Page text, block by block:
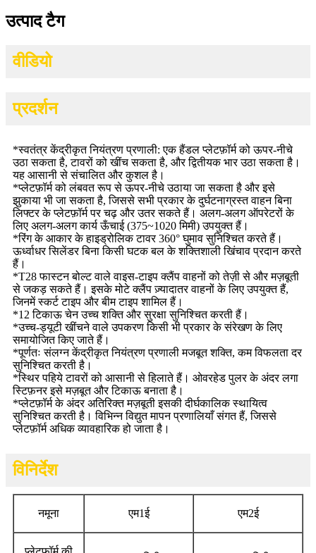
उत्पाद टैग
वीडियो
प्रदर्शन
*स्वतंत्र केंद्रीकृत नियंत्रण प्रणाली: एक हैंडल प्लेटफ़ॉर्म को ऊपर-नीचे
उठा सकता है, टावरों को खींच सकता है, और द्वितीयक भार उठा सकता है।
यह आसानी से संचालित और कुशल है।
*प्लेटफ़ॉर्म को लंबवत रूप से ऊपर-नीचे उठाया जा सकता है और इसे
झुकाया भी जा सकता है, जिससे सभी प्रकार के दुर्घटनाग्रस्त वाहन बिना
लिफ्टर के प्लेटफ़ॉर्म पर चढ़ और उतर सकते हैं। अलग-अलग ऑपरेटरों के
लिए अलग-अलग कार्य ऊँचाई (375~1020 मिमी) उपयुक्त हैं।
*रिंग के आकार के हाइड्रोलिक टावर 360° घुमाव सुनिश्चित करते हैं।
ऊर्ध्वाधर सिलेंडर बिना किसी घटक बल के शक्तिशाली खिंचाव प्रदान करते
हैं।
*T28 फास्टन बोल्ट वाले वाइस-टाइप क्लैंप वाहनों को तेज़ी से और मज़बूती
से जकड़ सकते हैं। इसके मोटे क्लैंप ज़्यादातर वाहनों के लिए उपयुक्त हैं,
जिनमें स्कर्ट टाइप और बीम टाइप शामिल हैं।
*12 टिकाऊ चेन उच्च शक्ति और सुरक्षा सुनिश्चित करती हैं।
*उच्च-ड्यूटी खींचने वाले उपकरण किसी भी प्रकार के संरेखण के लिए
समायोजित किए जाते हैं।
*पूर्णतः संलग्न केंद्रीकृत नियंत्रण प्रणाली मजबूत शक्ति, कम विफलता दर
सुनिश्चित करती है।
*स्थिर पहिये टावरों को आसानी से हिलाते हैं। ओवरहेड पुलर के अंदर लगा
स्टिफ़नर इसे मज़बूत और टिकाऊ बनाता है।
*प्लेटफ़ॉर्म के अंदर अतिरिक्त मज़बूती इसकी दीर्घकालिक स्थायित्व
सुनिश्चित करती है। विभिन्न विद्युत मापन प्रणालियाँ संगत हैं, जिससे
प्लेटफ़ॉर्म अधिक व्यावहारिक हो जाता है।
विनिर्देश
नमूना एम1ई एम2ई